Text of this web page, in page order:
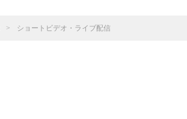
> ショートビデオ・ライブ配信